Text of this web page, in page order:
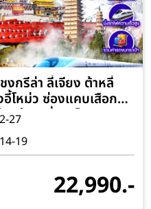
กรีล่า ลี่เจียง ต้าหลี่
โหม่ว ซ่องแคบเสือกระ
นช้อป-นั่งรถไฟ
)
27
19
22,990.-